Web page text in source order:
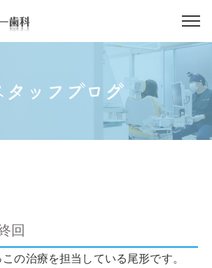
タッフブログ
回
の治療を担当している尾形です。